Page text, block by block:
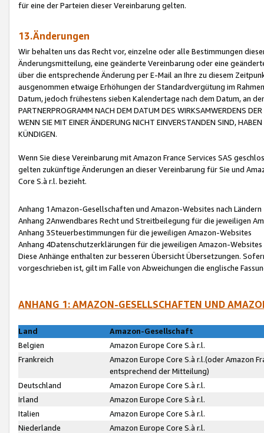
für eine der Parteien dieser Vereinbarung gelten.
13.Änderungen
Wir behalten uns das Recht vor, einzelne oder alle Bestimmungen
Änderungsmitteilung, eine geänderte Vereinbarung oder eine
über die entsprechende Änderung per E-Mail an Ihre zu diesem
ausgenommen etwaige Erhöhungen der Standardvergütung im
Datum, jedoch frühestens sieben Kalendertage nach dem Datum, an
PARTNERPROGRAMM NACH DEM DATUM DES WIRKSAMWERDENS
WENN SIE MIT EINER ÄNDERUNG NICHT EINVERSTANDEN SIND,
KÜNDIGEN.
Wenn Sie diese Vereinbarung mit Amazon France Services SAS
gelten zukünftige Änderungen an dieser Vereinbarung für Sie und
Core S.à r.l. bezieht.
Anhang 1Amazon-Gesellschaften und Amazon-Websites nach Ländern
Anhang 2Anwendbares Recht und Streitbeilegung für die jeweiligen
Anhang 3Steuerbestimmungen für die jeweiligen Amazon-Websites
Anhang 4Datenschutzerklärungen für die jeweiligen Amazon-Websites
Diese Anhänge enthalten zur besseren Übersicht Übersetzungen.
vorgeschrieben ist, gilt im Falle von Abweichungen die englische
ANHANG 1: AMAZON-GESELLSCHAFTEN UND
Land
Amazon-Gesellschaft
Belgien
Amazon Europe Core S.à r.l.
Frankreich
Amazon Europe Core S.à r.l.(oder Amazon
entsprechend der Mitteilung)
Deutschland
Amazon Europe Core S.à r.l.
Irland
Amazon Europe Core S.à r.l.
Italien
Amazon Europe Core S.à r.l.
Niederlande
Amazon Europe Core S.à r.l.